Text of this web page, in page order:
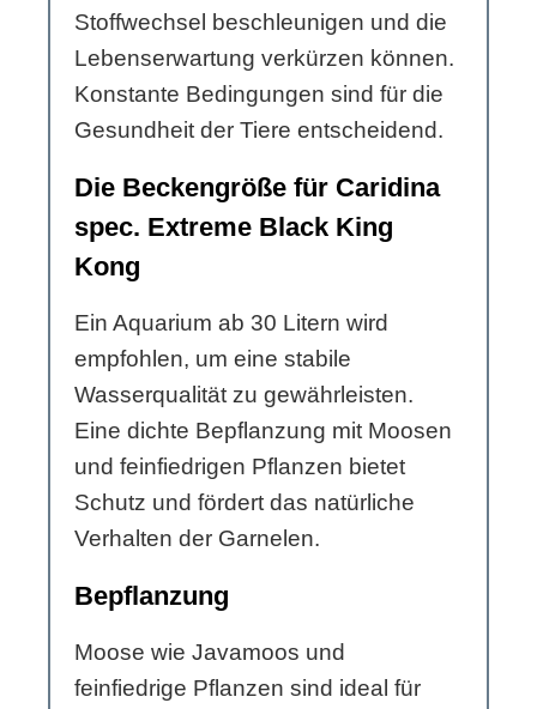
Stoffwechsel beschleunigen und die
Lebenserwartung verkürzen können.
Konstante Bedingungen sind für die
Gesundheit der Tiere entscheidend.
Die Beckengröße für Caridina
spec. Extreme Black King
Kong
Ein Aquarium ab 30 Litern wird
empfohlen, um eine stabile
Wasserqualität zu gewährleisten.
Eine dichte Bepflanzung mit Moosen
und feinfiedrigen Pflanzen bietet
Schutz und fördert das natürliche
Verhalten der Garnelen.
Bepflanzung
Moose wie Javamoos und
feinfiedrige Pflanzen sind ideal für